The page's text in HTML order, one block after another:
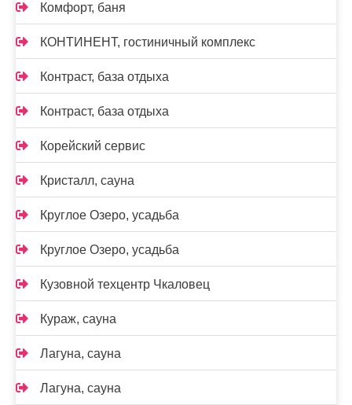
Комфорт, баня
КОНТИНЕНТ, гостиничный комплекс
Контраст, база отдыха
Контраст, база отдыха
Корейский сервис
Кристалл, сауна
Круглое Озеро, усадьба
Круглое Озеро, усадьба
Кузовной техцентр Чкаловец
Кураж, сауна
Лагуна, сауна
Лагуна, сауна